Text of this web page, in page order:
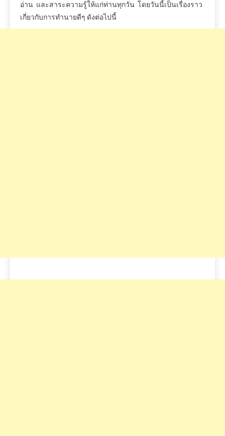
อ่าน และสาระความรู้ให้แก่ท่านทุกวัน โดยวันนี้เป็นเรื่องราว
เกี่ยวกับการทำนายดีๆ ดังต่อไปนี้